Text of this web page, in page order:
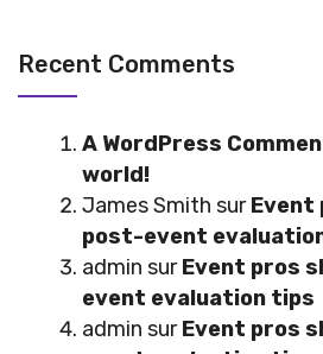
Recent Comments
A WordPress
world!
James Smith surEvent
post-event
admin surEvent pros
event evaluation tips
admin surEvent pros